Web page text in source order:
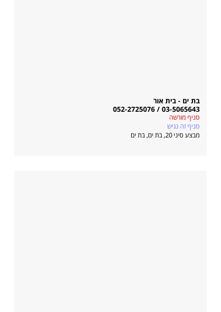
בת ים - בית אור
03-5065643 / 052-2725076
סניף מורשה
סניף זה נגיש
מבצע סיני 20, בת ים
,בת ים